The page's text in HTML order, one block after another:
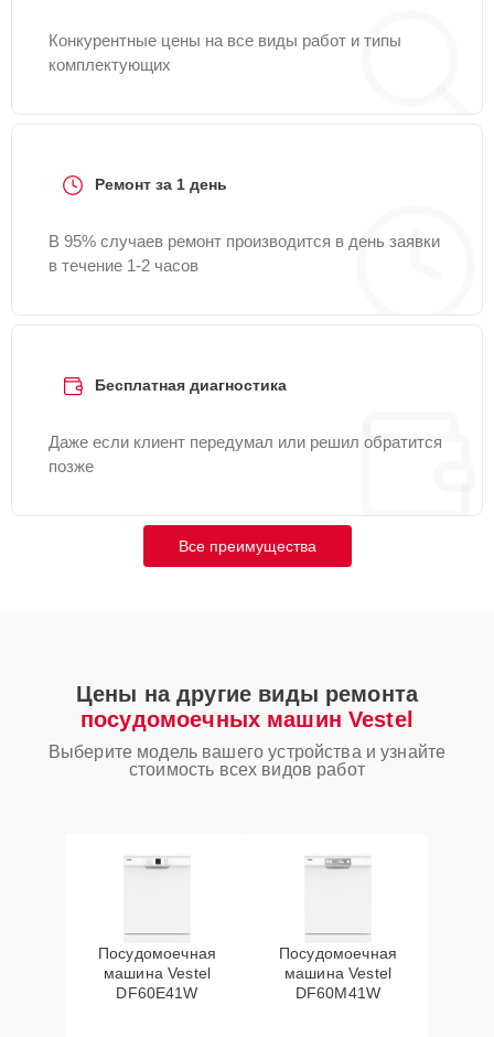
Конкурентные цены на все виды работ и типы
комплектующих
Ремонт за 1 день
В 95% случаев ремонт производится в день заявки
в течение 1-2 часов
Бесплатная диагностика
Даже если клиент передумал или решил обратится
позже
Все преимущества
Цены на другие виды ремонта
посудомоечных машин Vestel
Выберите модель вашего устройства и узнайте
стоимость всех видов работ
Посудомоечная
машина Vestel
DF60E41W
Посудомоечная
машина Vestel
DF60M41W